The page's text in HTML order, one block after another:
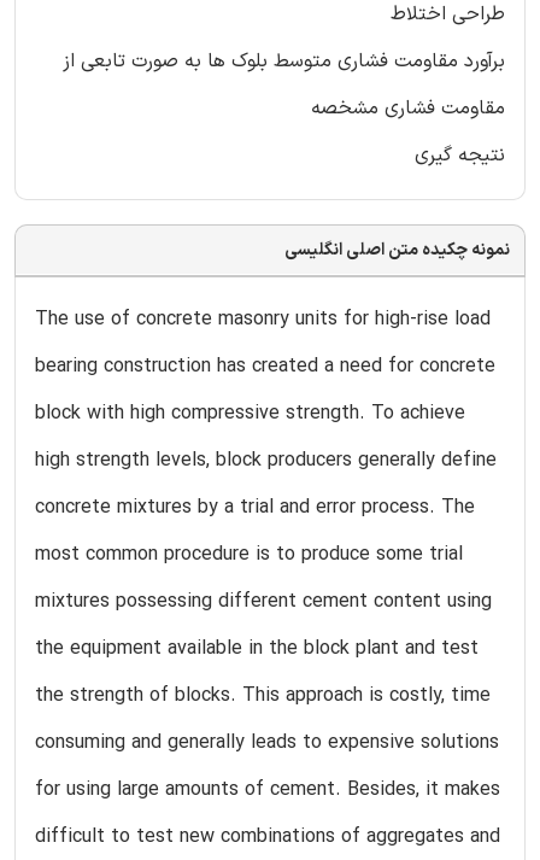
طراحی اختلاط
برآورد مقاومت فشاری متوسط بلوک ها به صورت تابعی از
مقاومت فشاری مشخصه
نتیجه گیری
نمونه چکیده متن اصلی انگلیسی
The use of concrete masonry units for high-rise load
bearing construction has created a need for concrete
block with high compressive strength. To achieve
high strength levels, block producers generally define
concrete mixtures by a trial and error process. The
most common procedure is to produce some trial
mixtures possessing different cement content using
the equipment available in the block plant and test
the strength of blocks. This approach is costly, time
consuming and generally leads to expensive solutions
for using large amounts of cement. Besides, it makes
difficult to test new combinations of aggregates and